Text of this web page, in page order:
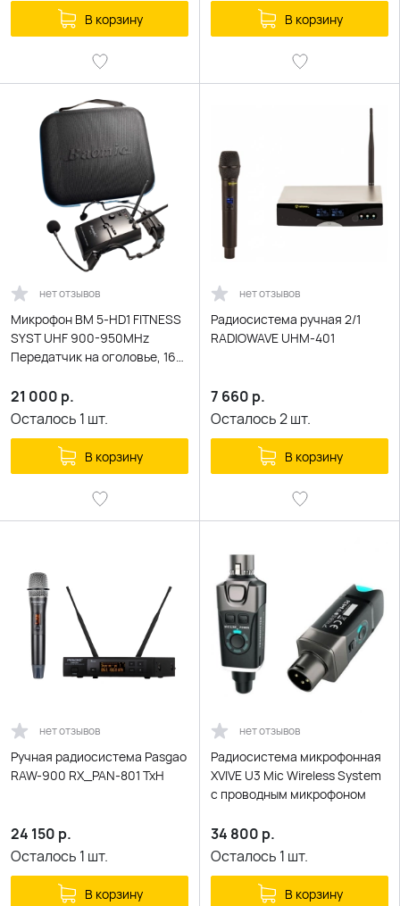
В корзину В корзину
нет отзывов
Микрофон BM 5-HD1 FITNESS
SYST UHF 900-950MHz
Передатчик на оголовье, 16
21 000 р.
Осталось 1 шт.
В корзину
нет отзывов
Радиосистема ручная 2/1
RADIOWAVE UHM-401
7 660 р.
Осталось2шт.
В корзину
нет отзывов
Ручная радиосистема Pasgao
RAW-900 RX_PAN-801 TxH
24 150 р.
Осталось 1 шт.
В корзину
нет отзывов
Радиосистема микрофонная
XVIVE U3 Mic Wireless System
с проводным микрофоном
34 800 р.
Осталось 1 шт.
В корзину